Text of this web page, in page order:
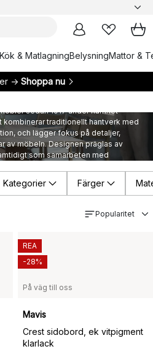
Kök & MatlagningBelysningMattor &
→ Shoppa nu
sedan 1917 under namnet
kombinerar traditionellt hantverk med
och lägger fokus på detaljer,
av möbeln. Designen präglas av
som samarbeten med
funktionella, med en egen stil som
Kategorier Färger
Popularitet
På väg till oss
Mavis
Crest sidobord, ek vitpigment
klarlack
REA
-28%